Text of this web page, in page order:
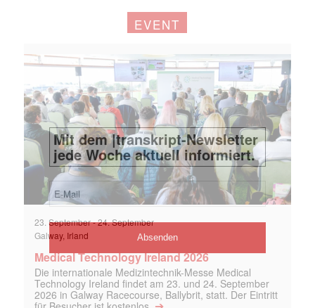
EVENT
23. September-24. September
Galway, Irland
Medical Technology Ireland 2026
Die internationale Medizintechnik-Messe Medical
Technology Ireland findet am 23. und 24. September
2026 in Galway Racecourse, Ballybrit, statt. Der Eintritt